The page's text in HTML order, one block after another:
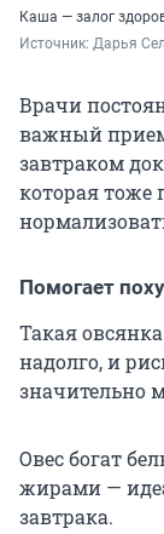
Каша — залог
Источник: Дарья
Врачи
важный
завтраком
которая тоже
Помогает
Такая
надолго, и
значительно
Овес богат
жирами —
завтрака.